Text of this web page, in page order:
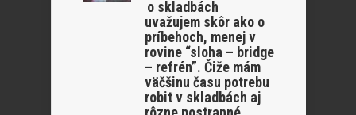
o skladbách
uvažujem skôr ako o
príbehoch, menej v
rovine “sloha – bridge
– refrén”. Čiže mám
väčšinu času potrebu
robit v skladbách aj